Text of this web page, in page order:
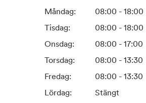
Måndag:
08:00 - 18:00
Tisdag:
08:00 - 18:00
Onsdag:
08:00 - 17:00
Torsdag:
08:00 - 13:30
Fredag:
08:00 - 13:30
Lördag:
Stängt